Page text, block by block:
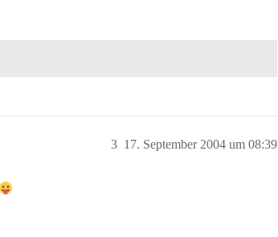
17. September 2004 um 08:39
3